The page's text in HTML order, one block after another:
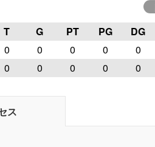
T G PT PG DG
0
0 0 0 0
0
0 0 0 0
ス